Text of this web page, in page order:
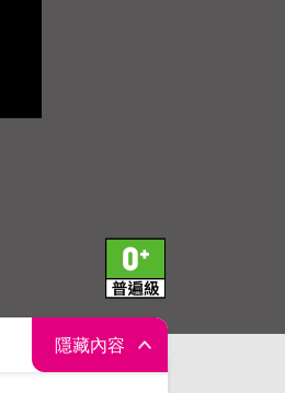
隱藏內容